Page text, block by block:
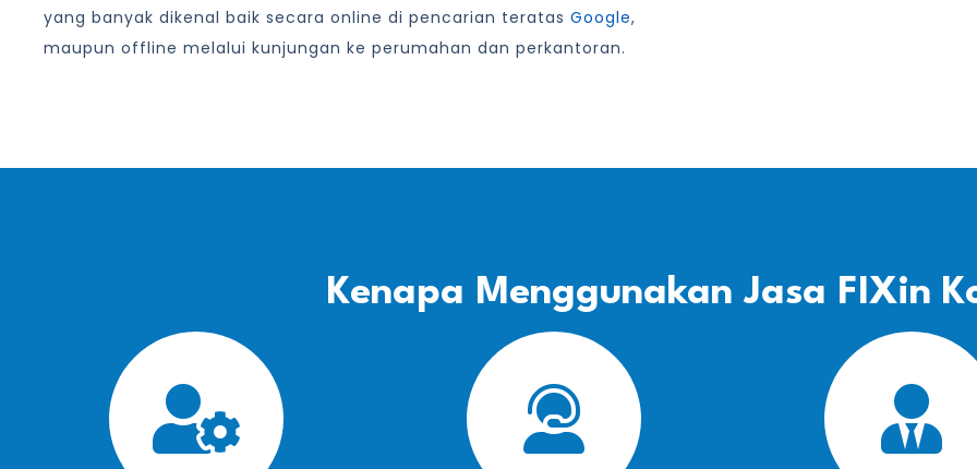
yang banyak dikenal baik secara online di pencarian teratas Google,
maupun offline melalui kunjungan ke perumahan dan perkantoran.
Kenapa Menggunakan Jasa FIXin